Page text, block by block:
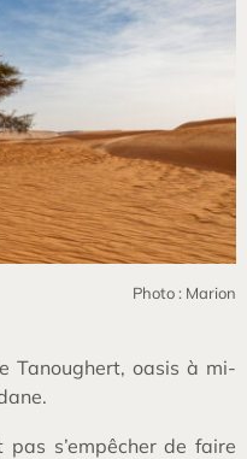
Photo : Marion
Tanoughert, oasis à mi-
s’empêcher de faire